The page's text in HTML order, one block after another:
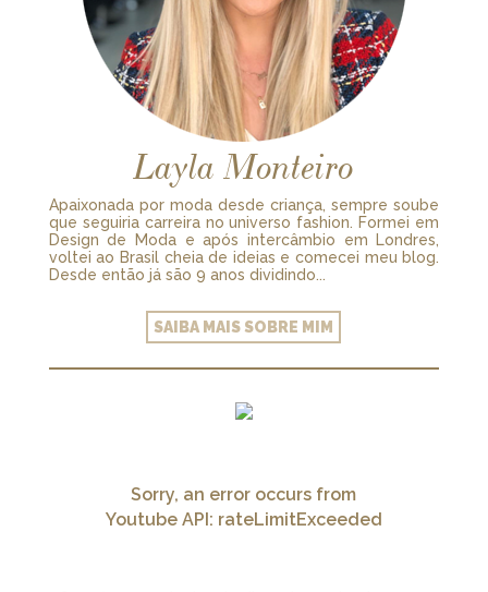
Layla Monteiro
Apaixonada por moda desde criança, sempre soube
que seguiria carreira no universo fashion. Formei em
Design de Moda e após intercâmbio em Londres,
voltei ao Brasil cheia de ideias e comecei meu blog.
Desde então já são 9 anos dividindo...
SAIBA MAIS SOBRE MIM
Sorry, an error occurs from
Youtube API: rateLimitExceeded